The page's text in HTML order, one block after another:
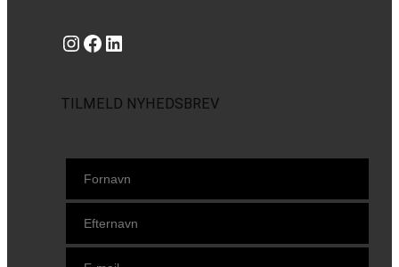
Instagram https://www.facebook.com/danishbeachvolleytour LinkedIn
TILMELD NYHEDSBREV